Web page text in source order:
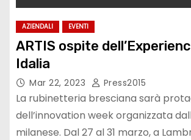
AZIENDALI EVENTI
ARTIS ospite
Idalia
Mar 22, 2023 Press2015
La rubinetteria bresciana sarà
dell’innovation week organizzata
milanese. Dal 27 al 31 marzo, a